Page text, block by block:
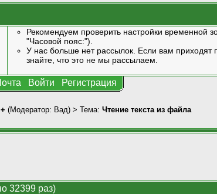
Рекомендуем проверить настройки
"Часовой пояс:").
У нас больше нет рассылок. Если вам
знайте, что это не мы рассылаем.
Войти Регистрация
(Модератор: Вад) > Тема: Чтение текста из файла
32399 раз)